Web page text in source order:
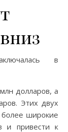
в
долларов, а
Этих двух
более широкие
и привести к